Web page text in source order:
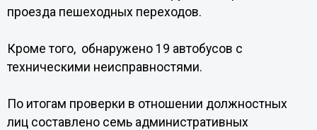
проезда пешеходных переходов.
Кроме того, обнаружено 19 автобусов с
техническими неисправностями.
По итогам проверки в отношении должностных
лиц составлено семь административных